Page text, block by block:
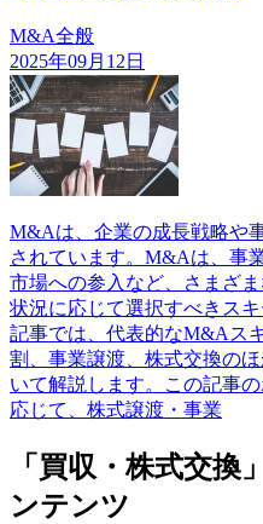
M&A全般
2025年09月12日
M&Aは、企業の成長戦略や
されています。M&Aは、事
市場への参入など、さまざ
状況に応じて選択すべきス
記事では、代表的なM&Aス
割、事業譲渡、株式交換の
いて解説します。この記事
応じて、株式譲渡・事業
「買収・株式交換
ンテンツ